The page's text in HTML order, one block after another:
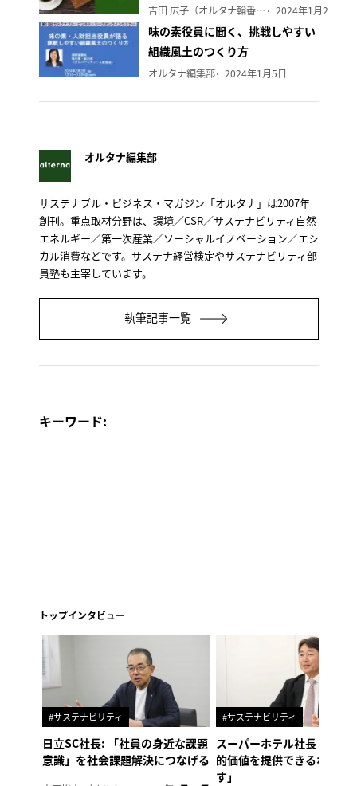
吉田 広子（オルタナ輪番編集長） 2024年1月29日
味の素役員に聞く、挑戦しやすい
組織風土のつくり方
オルタナ編集部 2024年1月5日
オルタナ編集部
サステナブル・ビジネス・マガジン「オルタナ」は2007年
創刊。重点取材分野は、環境／CSR／サステナビリティ自然
エネルギー／第一次産業／ソーシャルイノベーション／エシ
カル消費などです。サステナ経営検定やサステナビリティ部
員塾も主宰しています。
執筆記事一覧
キーワード:
トップインタビュー
#サステナビリティ
日立SC社長: 「社員の身近な課題
意識」を社会課題解決につなげる
#サステナビリティ
スーパーホテル社長「地域
的価値を提供できるホテル
す」